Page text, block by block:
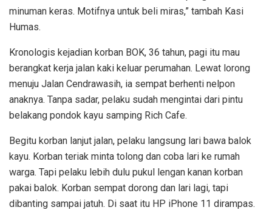
minuman keras. Motifnya untuk beli miras,” tambah Kasi
Humas.
Kronologis kejadian korban BOK, 36 tahun, pagi itu mau
berangkat kerja jalan kaki keluar perumahan. Lewat lorong
menuju Jalan Cendrawasih, ia sempat berhenti nelpon
anaknya. Tanpa sadar, pelaku sudah mengintai dari pintu
belakang pondok kayu samping Rich Cafe.
Begitu korban lanjut jalan, pelaku langsung lari bawa balok
kayu. Korban teriak minta tolong dan coba lari ke rumah
warga. Tapi pelaku lebih dulu pukul lengan kanan korban
pakai balok. Korban sempat dorong dan lari lagi, tapi
dibanting sampai jatuh. Di saat itu HP iPhone 11 dirampas.